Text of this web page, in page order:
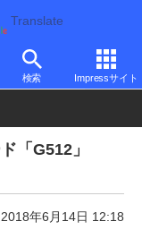
Translate
検索 Impressサイト
ゲーミング
「G512」
2018年6月14日 12:18